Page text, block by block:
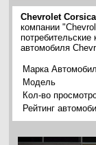
Chevrolet Corsica
компании
автомобиля
Марка
Модель
Кол-во
Рейтинг